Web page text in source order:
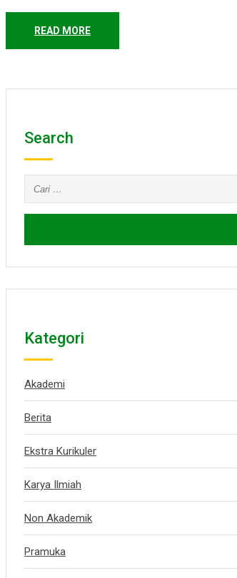
READ MORE
Search
Cari
untuk:
Kategori
Akademi
Berita
Ekstra Kurikuler
Karya Ilmiah
Non Akademik
Pramuka